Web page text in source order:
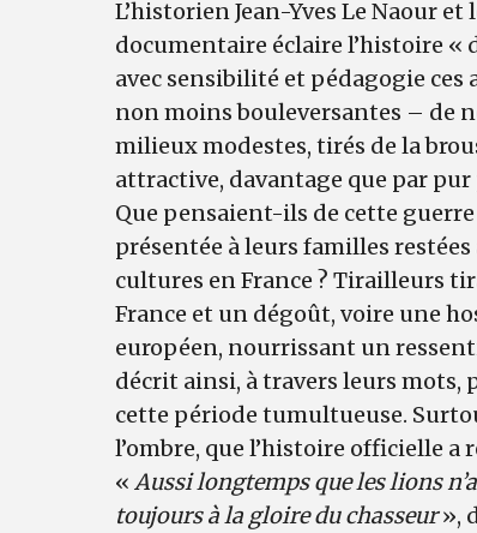
L’historien Jean-Yves Le Naour
documentaire éclaire l’histoire «
avec sensibilité et pédagogie ces
non moins bouleversantes – de
milieux modestes, tirés de la
attractive, davantage que par
Que pensaient-ils de cette
présentée à leurs familles
cultures en France ? Tirailleurs
France et un dégoût, voire une
européen, nourrissant un
décrit ainsi, à travers leurs mots,
cette période tumultueuse.
l’ombre, que l’histoire officielle
« Aussi longtemps que les lions
toujours à la gloire du chasseur»,